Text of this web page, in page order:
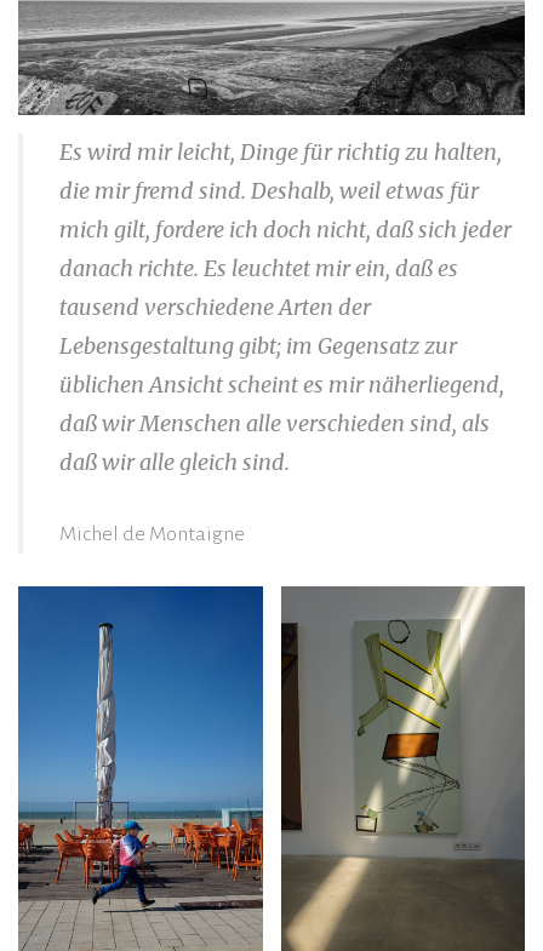
Es wird mir leicht, Dinge für richtig zu halten,
die mir fremd sind. Deshalb, weil etwas für
mich gilt, fordere ich doch nicht, daß sich jeder
danach richte. Es leuchtet mir ein, daß es
tausend verschiedene Arten der
Lebensgestaltung gibt; im Gegensatz zur
üblichen Ansicht scheint es mir näherliegend,
daß wir Menschen alle verschieden sind, als
daß wir alle gleich sind.
Michel de Montaigne